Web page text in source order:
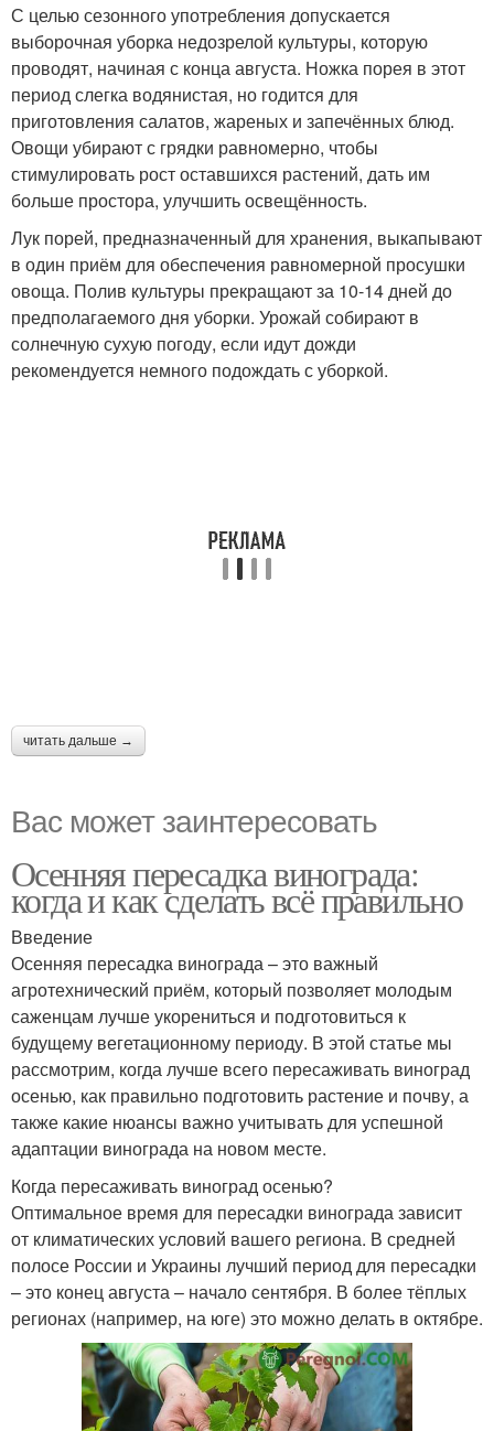
С целью сезонного употребления допускается
выборочная уборка недозрелой культуры, которую
проводят, начиная с конца августа. Ножка порея в этот
период слегка водянистая, но годится для
приготовления салатов, жареных и запечённых блюд.
Овощи убирают с грядки равномерно, чтобы
стимулировать рост оставшихся растений, дать им
больше простора, улучшить освещённость.
Лук порей, предназначенный для хранения, выкапывают
в один приём для обеспечения равномерной просушки
овоща. Полив культуры прекращают за 10-14 дней до
предполагаемого дня уборки. Урожай собирают в
солнечную сухую погоду, если идут дожди
рекомендуется немного подождать с уборкой.
читать дальше →
Вас может заинтересовать
Осенняя пересадка винограда:
когда и как сделать всё правильно
Введение
Осенняя пересадка винограда – это важный
агротехнический приём, который позволяет молодым
саженцам лучше укорениться и подготовиться к
будущему вегетационному периоду. В этой статье мы
рассмотрим, когда лучше всего пересаживать виноград
осенью, как правильно подготовить растение и почву, а
также какие нюансы важно учитывать для успешной
адаптации винограда на новом месте.
Когда пересаживать виноград осенью?
Оптимальное время для пересадки винограда зависит
от климатических условий вашего региона. В средней
полосе России и Украины лучший период для пересадки
– это конец августа – начало сентября. В более тёплых
регионах (например, на юге) это можно делать в октябре.